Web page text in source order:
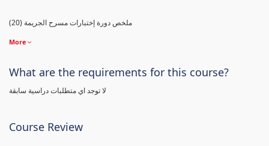
(20) ملخص دورة إختبارات مسرح الجريمة
More
What are the requirements for this course?
لا توجد اي متطلبات دراسية سابقة
Course Review